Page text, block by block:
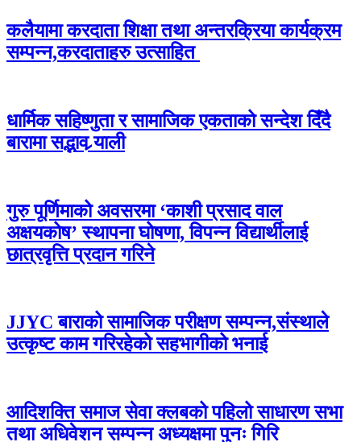
कलैयामा करदाता शिक्षा तथा अन्तरक्रिया कार्यक्रम
सम्पन्न,करदाताहरु उत्साहित
धार्मिक सहिष्णुता र सामाजिक एकताको सन्देश दिँदै
बारामा सद्भाव र्‍याली
गुरु पूर्णिमाको अवसरमा ‘काशी प्रसाद वाल
अक्षयकोष’ स्थापना घोषणा, विपन्न विद्यार्थीलाई
छात्रवृत्ति प्रदान गरिने
JJYC बाराको सामाजिक परीक्षण सम्पन्न,संस्थाले
उत्कृष्ट काम गरिरहेको सहभागीको भनाई
आदिशक्ति समाज सेवा क्लबको पहिलो साधारण सभा
तथा अधिवेशन सम्पन्न अध्यक्षमा पुनः गिरि